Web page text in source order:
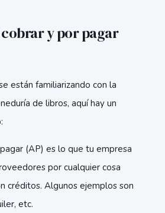
y por pagar
están familiarizando con la
de libros, aquí hay un
(AP) es lo que tu empresa
por cualquier cosa
créditos. Algunos ejemplos son
etc.